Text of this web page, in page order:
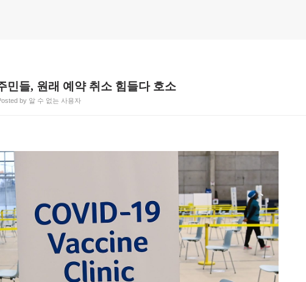
민들, 원래 예약 취소 힘들다 호소
by 알 수 없는 사용자